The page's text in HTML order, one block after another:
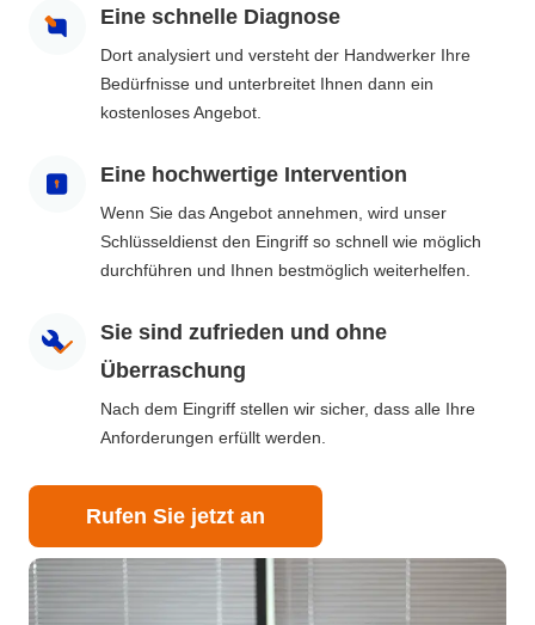
Eine schnelle Diagnose
Dort analysiert und versteht der Handwerker Ihre
Bedürfnisse und unterbreitet Ihnen dann ein
kostenloses Angebot.
Eine hochwertige Intervention
Wenn Sie das Angebot annehmen, wird unser
Schlüsseldienst den Eingriff so schnell wie möglich
durchführen und Ihnen bestmöglich weiterhelfen.
Sie sind zufrieden und ohne
Überraschung
Nach dem Eingriff stellen wir sicher, dass alle Ihre
Anforderungen erfüllt werden.
Rufen Sie jetzt an